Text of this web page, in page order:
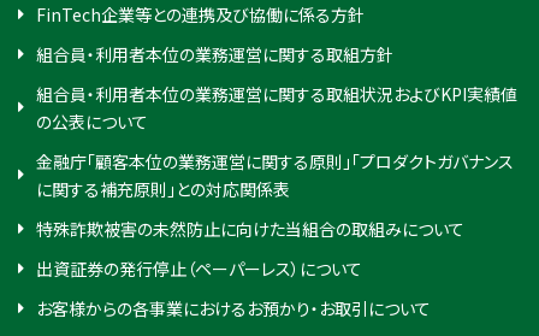
FinTech企業等との連携及び協働に係る方針
組合員・利用者本位の業務運営に関する取組方針
組合員・利用者本位の業務運営に関する取組状況およびKPI実績値
の公表について
金融庁「顧客本位の業務運営に関する原則」「プロダクトガバナンス
に関する補充原則」との対応関係表
特殊詐欺被害の未然防止に向けた当組合の取組みについて
出資証券の発行停止（ペーパーレス）について
お客様からの各事業におけるお預かり・お取引について